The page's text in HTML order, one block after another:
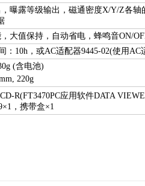
曝露等级输出，磁通密度X/Y/Z各轴
大值保持，自动省电，蜂鸣音ON/
：10h，或AC适配器9445-02(使用AC
(含电池)
220g
R(FT3470PC应用软件DATA
，携带盒×1